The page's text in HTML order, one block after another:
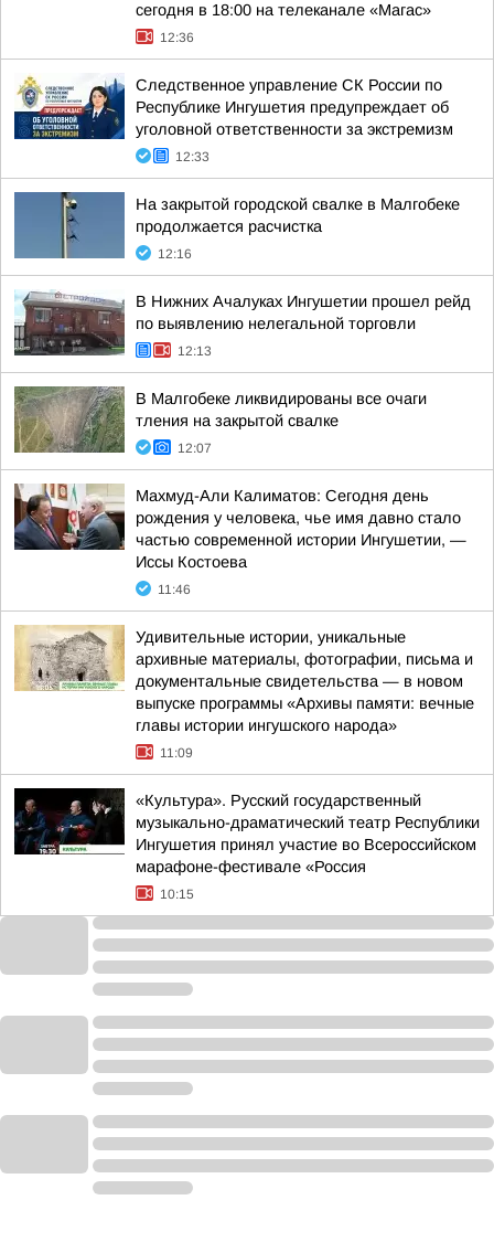
сегодня в 18:00 на телеканале «Магас»
12:36
Следственное управление СК России по
Республике Ингушетия предупреждает об
уголовной ответственности за экстремизм
12:33
На закрытой городской свалке в Малгобеке
продолжается расчистка
12:16
В Нижних Ачалуках Ингушетии прошел рейд
по выявлению нелегальной торговли
12:13
В Малгобеке ликвидированы все очаги
тления на закрытой свалке
12:07
Махмуд-Али Калиматов: Сегодня день
рождения у человека, чье имя давно стало
частью современной истории Ингушетии, —
Иссы Костоева
11:46
Удивительные истории, уникальные
архивные материалы, фотографии, письма и
документальные свидетельства — в новом
выпуске программы «Архивы памяти: вечные
главы истории ингушского народа»
11:09
«Культура». Русский государственный
музыкально-драматический театр Республики
Ингушетия принял участие во Всероссийском
марафоне-фестивале «Россия
10:15